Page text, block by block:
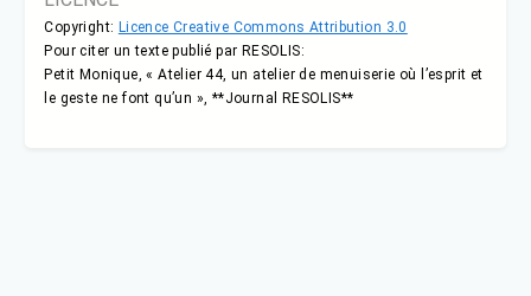
Copyright: Licence Creative Commons Attribution 3.0
Pour citer un texte publié par RESOLIS:
Petit Monique, « Atelier 44, un atelier de menuiserie où l’esprit et
le geste ne font qu’un », **Journal RESOLIS**